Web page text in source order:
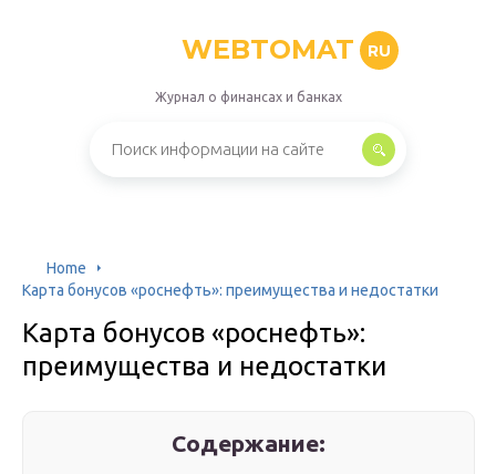
WEBTOMAT RU
Журнал о финансах и банках
Home
Карта бонусов «роснефть»: преимущества и недостатки
Карта бонусов «роснефть»:
преимущества и недостатки
Содержание: